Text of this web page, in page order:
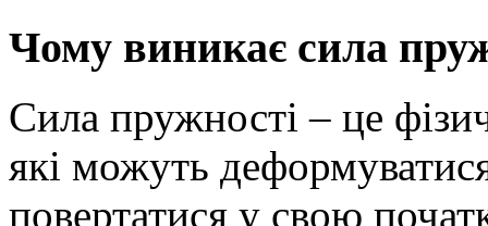
Чому виникає сила
Сила пружності – це
які можуть
повертатися у свою